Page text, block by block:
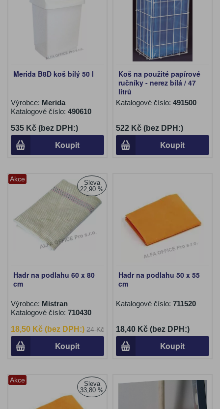
Merida B8D koš bílý 50 l
Výrobce: Merida
Katalogové číslo: 490610
535 Kč (bez DPH:)
Koupit
Koš na použité papírové
ručníky - nerez bílá / 47
litrů
Katalogové číslo: 491500
522 Kč (bez DPH:)
Koupit
Akce
Sleva
22,90 %
Hadr na podlahu 60 x 80
cm
Výrobce: Mistran
Katalogové číslo: 710430
18,50 Kč (bez DPH:) 24 Kč
Koupit
Hadr na podlahu 50 x 55
cm
Katalogové číslo: 711520
18,40 Kč (bez DPH:)
Koupit
Akce
Sleva
33,80 %